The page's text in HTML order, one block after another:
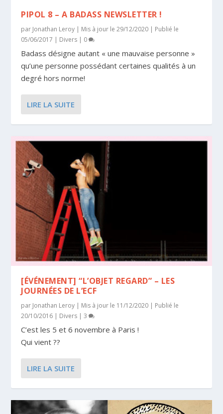
PIPOL 8 – A BADASS NEWSLETTER !
par Jonathan Leroy | Mis à jour le 29/12/2020 | Publié le
05/06/2017 | Divers | 0
Badass désigne autant « une mauvaise personne »
qu’une personne possédant certaines qualités à un
degré hors norme!
LIRE LA SUITE
[ÉVÉNEMENT] “L’OBJET REGARD” – LES
JOURNÉES DE L’ECF
par Jonathan Leroy | Mis à jour le 11/12/2020 | Publié le
20/10/2016 | Divers |3
C’est les 5 et 6 novembre à Paris !
Qui vient ??
LIRE LA SUITE